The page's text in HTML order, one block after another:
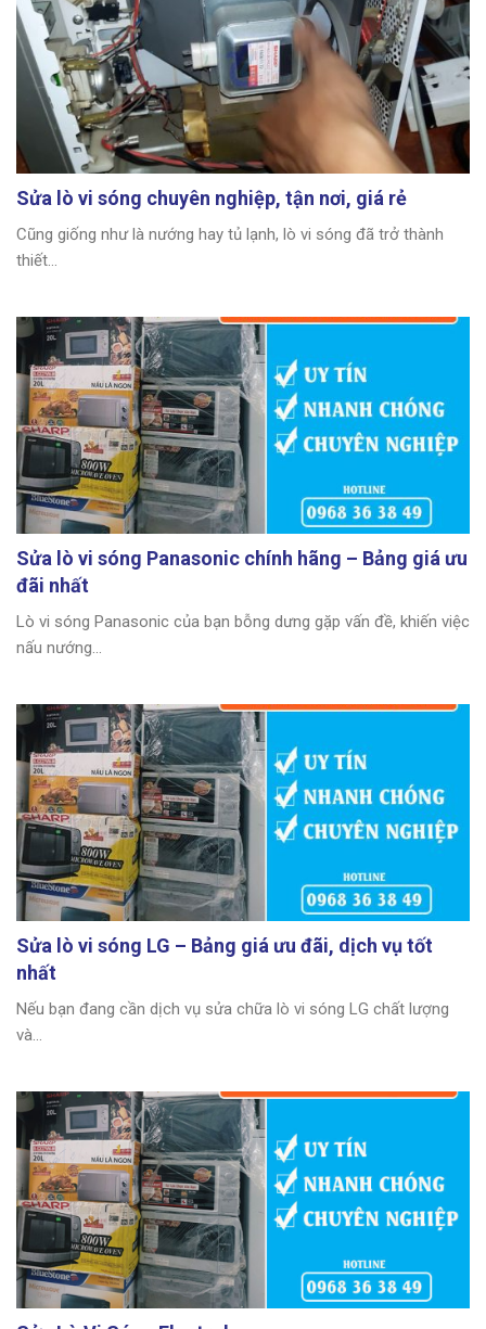
Sửa lò vi sóng chuyên nghiệp, tận nơi, giá rẻ
Cũng giống như là nướng hay tủ lạnh, lò vi sóng đã trở thành
thiết...
Sửa lò vi sóng Panasonic chính hãng – Bảng giá ưu
đãi nhất
Lò vi sóng Panasonic của bạn bỗng dưng gặp vấn đề, khiến việc
nấu nướng...
Sửa lò vi sóng LG – Bảng giá ưu đãi, dịch vụ tốt
nhất
Nếu bạn đang cần dịch vụ sửa chữa lò vi sóng LG chất lượng
và...